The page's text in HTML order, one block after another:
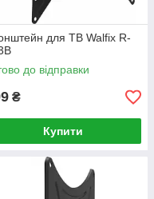
для ТВ Walfix R-
до відправки
₴
Купити